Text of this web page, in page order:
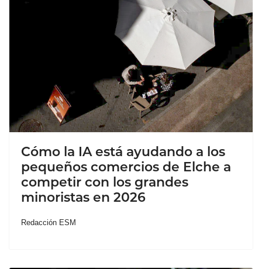
Cómo la IA está ayudando a los
pequeños comercios de Elche a
competir con los grandes
minoristas en 2026
Redacción ESM